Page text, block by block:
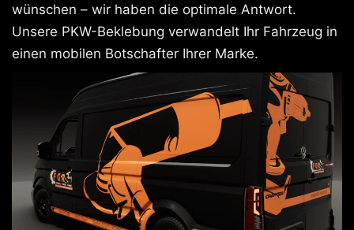
wünschen – wir haben die optimale Antwort.
Unsere PKW-Beklebung verwandelt Ihr Fahrzeug in
einen mobilen Botschafter Ihrer Marke.